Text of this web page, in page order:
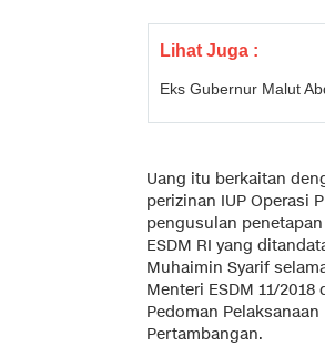
Lihat Juga :
Eks Gubernur Malut
Uang itu berkaitan
perizinan IUP Operasi
pengusulan
ESDM RI yang
Muhaimin Syarif
Menteri ESDM 11/
Pedoman
Pertambangan.